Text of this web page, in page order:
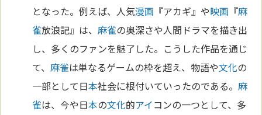
となった。例えば、人気漫画 『アカギ』や映画 『麻
雀放浪記』は、麻雀の奥深さや人間ドラマを描き出
し、多くのファンを魅了した。こうした作品を通じ
て、麻雀は単なるゲームの枠を超え、物語や文化の
一部として日本社会に根付いていったのである。麻
雀は、今や日本の文化的アイコンの一つとして、多